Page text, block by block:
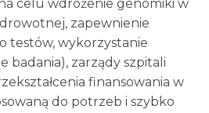
celu wdrożenie genomiki w
zapewnienie
testów, wykorzystanie
badania), zarządy szpitali
finansowania w
do potrzeb i szybko